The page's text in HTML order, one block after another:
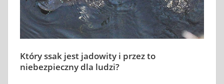
Który ssak jest jadowity i przez to
niebezpieczny dla ludzi?